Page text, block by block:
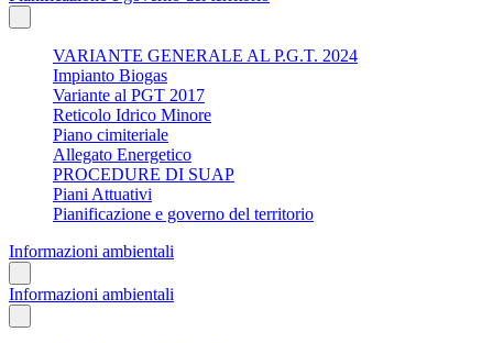
VARIANTE GENERALE AL P.G.T. 2024
Impianto Biogas
Variante al PGT 2017
Reticolo Idrico Minore
Piano cimiteriale
Allegato Energetico
PROCEDURE DI SUAP
Piani Attuativi
Pianificazione e governo del territorio
Informazioni ambientali
Informazioni ambientali